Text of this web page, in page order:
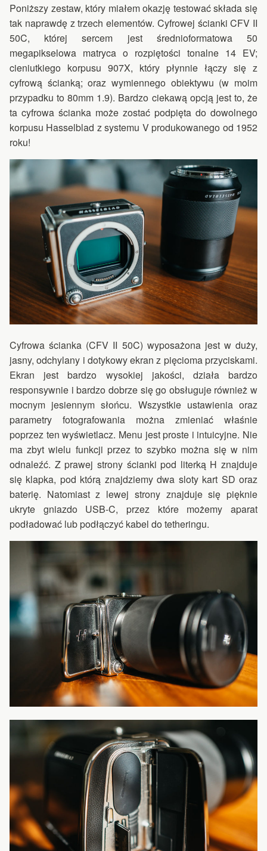
Poniższy zestaw, który miałem okazję testować składa się
tak naprawdę z trzech elementów. Cyfrowej ścianki CFV II
50C, której sercem jest średnioformatowa 50
megapikselowa matryca o rozpiętości tonalne 14 EV;
cieniutkiego korpusu 907X, który płynnie łączy się z
cyfrową ścianką; oraz wymiennego obiektywu (w moim
przypadku to 80mm 1.9). Bardzo ciekawą opcją jest to, że
ta cyfrowa ścianka może zostać podpięta do dowolnego
korpusu Hasselblad z systemu V produkowanego od 1952
roku!
Cyfrowa ścianka (CFV II 50C) wyposażona jest w duży,
jasny, odchylany i dotykowy ekran z pięcioma przyciskami.
Ekran jest bardzo wysokiej jakości, działa bardzo
responsywnie i bardzo dobrze się go obsługuje również w
mocnym jesiennym słońcu. Wszystkie ustawienia oraz
parametry fotografowania można zmieniać właśnie
poprzez ten wyświetlacz. Menu jest proste i intuicyjne. Nie
ma zbyt wielu funkcji przez to szybko można się w nim
odnaleźć. Z prawej strony ścianki pod literką H znajduje
się klapka, pod którą znajdziemy dwa sloty kart SD oraz
baterię. Natomiast z lewej strony znajduje się pięknie
ukryte gniazdo USB-C, przez które możemy aparat
podładować lub podłączyć kabel do tetheringu.